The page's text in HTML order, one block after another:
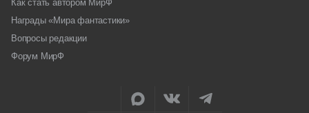
Как стать автором МирФ
Награды «Мира фантастики»
Вопросы редакции
Форум МирФ